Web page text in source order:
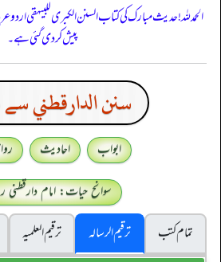
الحمدللہ! حدیث مبارک کی کتاب السنن الكبرى للبيهقي
پیش کر دی گئی ہے۔
سنن الدارقطني
ابواب احادیث
سوانح حیات: امام دارقطنی
تمام کتب
ترقیم الرسالہ ترقیم العلمیہ